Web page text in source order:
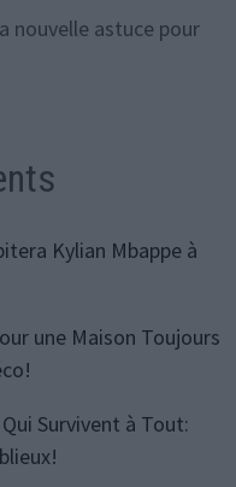
nouvelle astuce pour
Kylian Mbappe à
une Maison Toujours
Survivent à Tout: